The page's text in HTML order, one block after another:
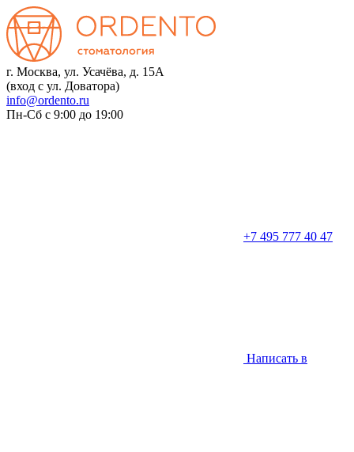
г. Москва, ул. Усачёва, д. 15А
(вход с ул. Доватора)
info@ordento.ru
Пн-Сб с 9:00 до 19:00
+7 495 777 40 47
Написать в